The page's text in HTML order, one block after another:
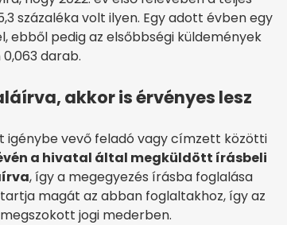
százaléka volt ilyen. Egy adott évben egy
ebből pedig az elsőbbségi küldemények
darab.
akkor is érvényes lesz
igénybe vevő feladó vagy címzett közötti
a hivatal által megküldött írásbeli
, így a megegyezés írásba foglalása
magát az abban foglaltakhoz, így az
jogi mederben.